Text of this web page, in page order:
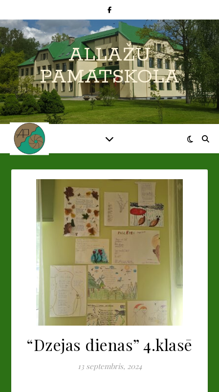
ALLAŽU
PAMATSKOLA
“Dzejas dienas” 4.klasē
13 septembris, 2024